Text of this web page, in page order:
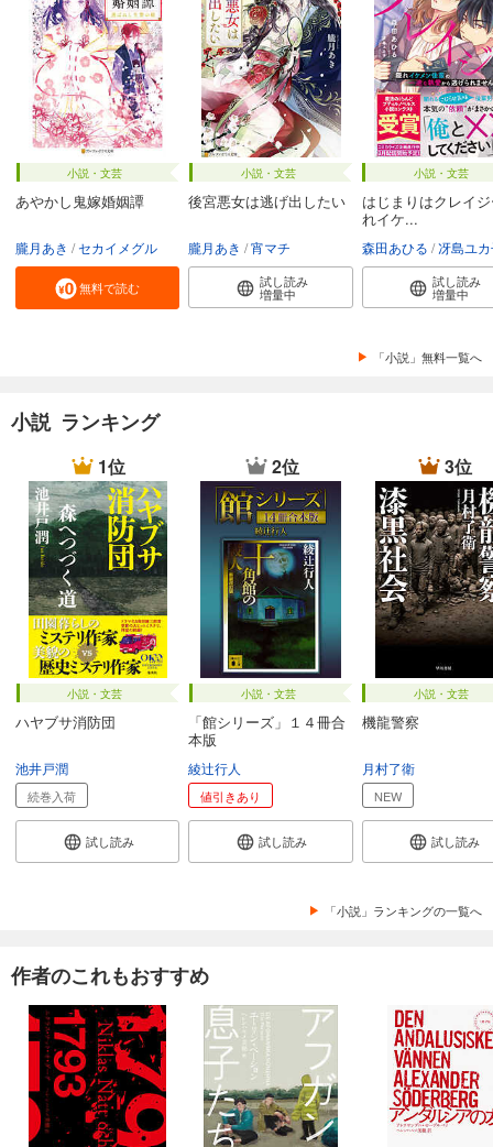
小説・文芸
あやかし鬼嫁婚姻譚
朧月あき セカイメグル
無料で読む
小説・文芸
後宮悪女は逃げ出したい
朧月あき 宵マチ
試し読み
増量中
小説・文芸
はじまりはクレイ
れイケ...
森田あひる 冴島ユ
試し読み
増量中
「小説」無料一覧へ
小説 ランキング
1位
小説・文芸
ハヤブサ消防団
池井戸潤
続巻入荷
試し読み
2位
小説・文芸
「館シリーズ」１４冊合
本版
綾辻行人
値引きあり
試し読み
3位
小説・文芸
機龍警察
月村了衛
NEW
試し読み
「小説」ランキングの一覧へ
作者のこれもおすすめ